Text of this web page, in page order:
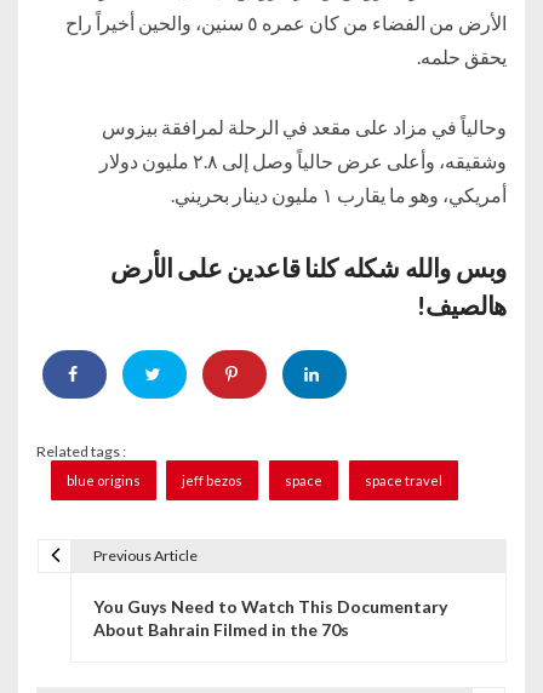
الأرض من الفضاء من كان عمره ٥ سنين، والحين أخيراً راح
يحقق حلمه.
وحالياً في مزاد على مقعد في الرحلة لمرافقة بيزوس
وشقيقه، وأعلى عرض حالياً وصل إلى ٢.٨ مليون دولار
أمريكي، وهو ما يقارب ١ مليون دينار بحريني.
وبس والله شكله كلنا قاعدين على الأرض
هالصيف!
Related tags :
blue origins jeff bezos space space travel
Previous Article
You Guys Need to Watch This Documentary
About Bahrain Filmed in the 70s